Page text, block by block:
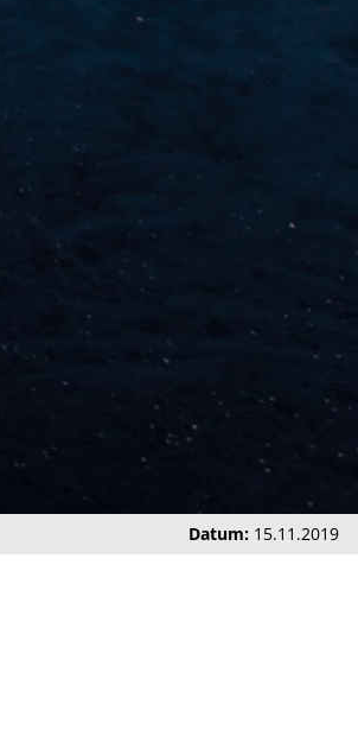
Datum: 15.11.2019